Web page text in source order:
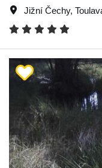
Jižní Čechy,